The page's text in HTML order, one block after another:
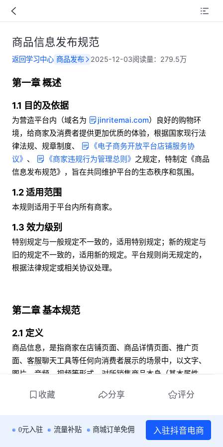
商品信息发布规范
返回学习中心 商品发布 2025-12-03阅读量： 279.5万
第一章 概述
1.1 目的及依据
为营造平台内（域名为 jinritemai.com）良好的购物环
境，给商家及消费者提供更加优质的体验，根据国家现行法
律法规、规章制度、
《电子商务开放平台店铺服务协
议》 、 《商家违规行为管理总则》 之规定，特制定《商品
信息发布规范》，旨在共同维护平台的生态秩序和氛围。
1.2 适用范围
本规则适用于平台内所有商家。
1.3 效力级别
特别规定与一般规定不一致的，适用特别规定；新的规定与
旧的规定不一致的，适用新的规定。平台规则尚无规定的，
根据法律规定或相关协议处理。
第二章 基本规范
2.1 定义
商品信息，是指商家在店铺页面、商品详情页面、推广页
面、客服聊天工具等任何向消费者展示的场景中，以文字、
图片、音频、视频等形式，对所销售商品本身（基本属性、
装、发货情况、交易附带物等信息所做的明示或暗示的描
2.2 基本原则
收藏 分享 评分
0元入驻 流量补贴 商城订单免佣 入驻抖音电商